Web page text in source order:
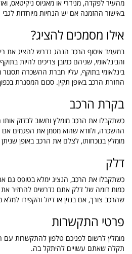
מהעיר לפקדה, מנידרי או מאגיוס ניקיטאס,
באישור ההזמנה אם יש הנחיות מיוחדות לגבי
אילו מסמכים להציג?
במעמד איסוף הרכב הנהג נדרש להציג את
והבינלאומי, שניהם כמובן צריכים להיות
בינלאומי בתוקף, עליו חברת ההשכרה
החזרת הרכב באופן תקין. סכום המסגרת
בקרת הרכב
כשתקבלו את הרכב מומלץ וחשוב לבדוק אותו
ההשכרה, ולוודא שהוא מסמן את הפגמים אם
מומלץ בנוכחותו, לצלם את הרכב באופן
דלק
כשתקבלו את הרכב, הנציג ימלא בטופס גם
כמות דומה של דלק אתם נדרשים להחזיר את
שהרכב צורך, אם בנזין או דיזל והקפידו
פרטי התקשרות
מומלץ לרשום לפניכם טלפון להתקשרות
תקלה שאתם עשויים להיתקל בה.